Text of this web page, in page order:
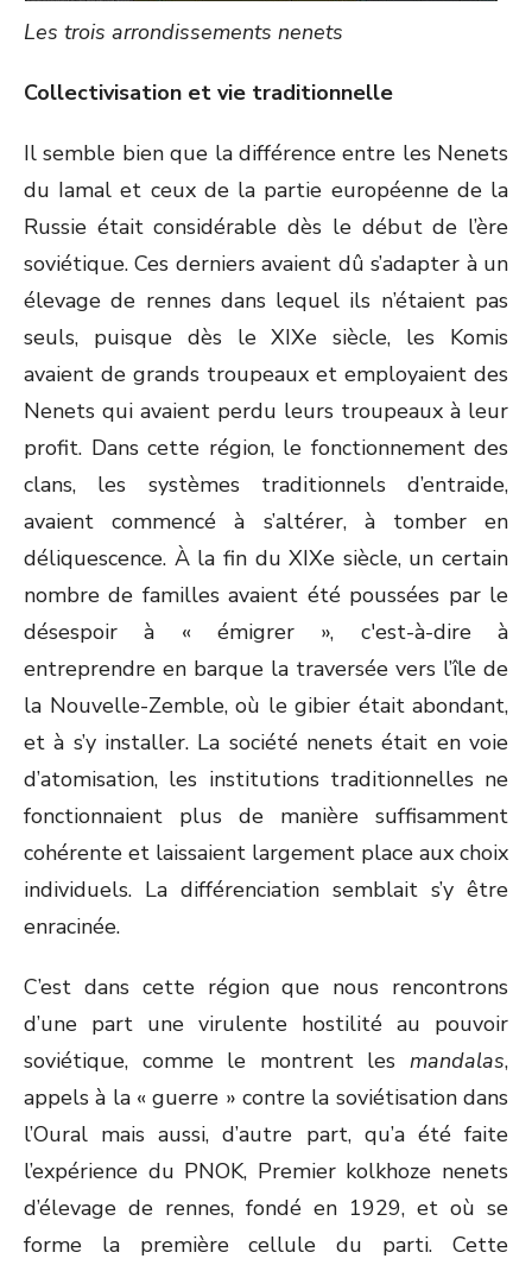
Les trois arrondissements nenets
Collectivisation et vie traditionnelle
Il semble bien que la différence entre les Nenets
du Iamal et ceux de la partie européenne de la
Russie était considérable dès le début de l’ère
soviétique. Ces derniers avaient dû s’adapter à un
élevage de rennes dans lequel ils n’étaient pas
seuls, puisque dès le XIXe siècle, les Komis
avaient de grands troupeaux et employaient des
Nenets qui avaient perdu leurs troupeaux à leur
profit. Dans cette région, le fonctionnement des
clans, les systèmes traditionnels d’entraide,
avaient commencé à s’altérer, à tomber en
déliquescence. À la fin du XIXe siècle, un certain
nombre de familles avaient été poussées par le
désespoir à « émigrer », c'est-à-dire à
entreprendre en barque la traversée vers l’île de
la Nouvelle-Zemble, où le gibier était abondant,
et à s’y installer. La société nenets était en voie
d’atomisation, les institutions traditionnelles ne
fonctionnaient plus de manière suffisamment
cohérente et laissaient largement place aux choix
individuels. La différenciation semblait s’y être
enracinée.
C’est dans cette région que nous rencontrons
d’une part une virulente hostilité au pouvoir
soviétique, comme le montrent les mandalas,
appels à la « guerre » contre la soviétisation dans
l’Oural mais aussi, d’autre part, qu’a été faite
l’expérience du PNOK, Premier kolkhoze nenets
d’élevage de rennes, fondé en 1929, et où se
forme la première cellule du parti. Cette